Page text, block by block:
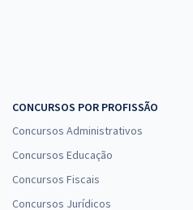
CONCURSOS POR PROFISSÃO
Concursos Administrativos
Concursos Educação
Concursos Fiscais
Concursos Jurídicos